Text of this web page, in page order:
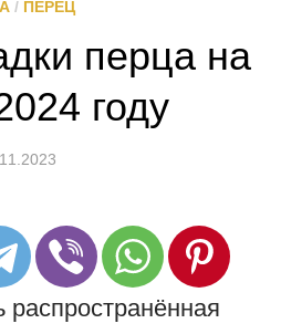
/ ПЕРЕЦ
перца на
году
распространённая